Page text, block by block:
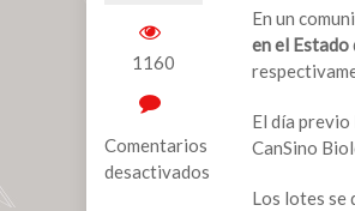
1160
Comentarios
desactivados
En un
en el
El día
CanSino
Los lotes se